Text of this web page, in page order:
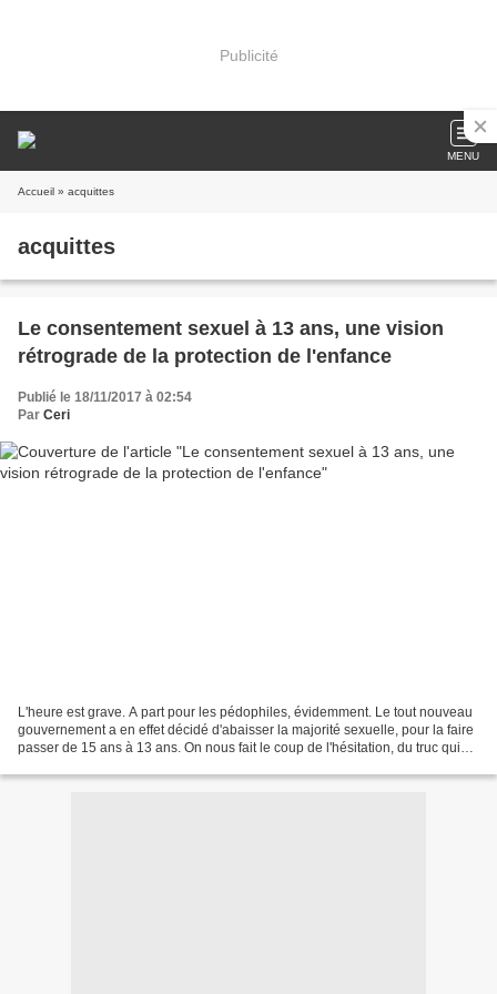
Publicité
MENU
Accueil » acquittes
acquittes
Le consentement sexuel à 13 ans, une vision
rétrograde de la protection de l'enfance
Publié le 18/11/2017 à 02:54
Par Ceri
L'heure est grave. A part pour les pédophiles, évidemment. Le tout nouveau
gouvernement a en effet décidé d'abaisser la majorité sexuelle, pour la faire
passer de 15 ans à 13 ans. On nous fait le coup de l'hésitation, du truc qui